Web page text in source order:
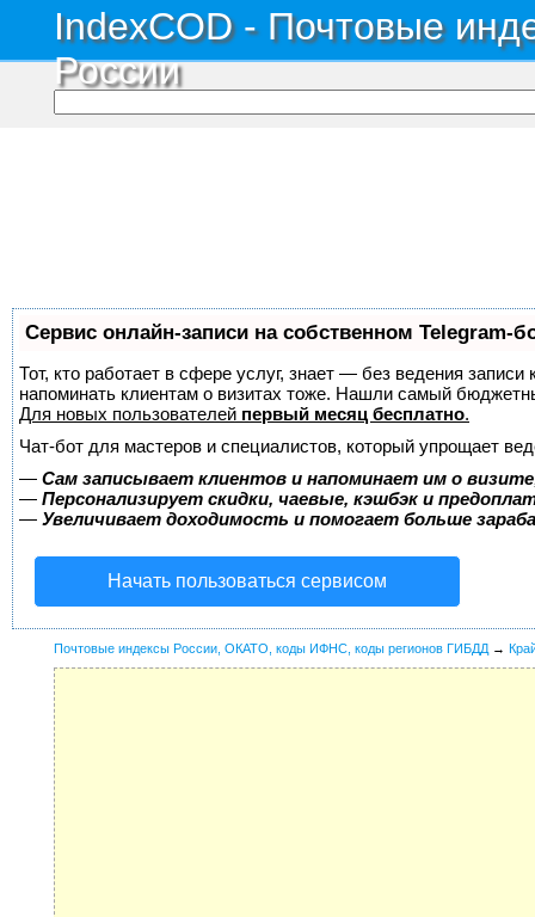
IndexCOD - Почтовые
России
Сервис онлайн-записи на собственном Telegram-
Тот, кто работает в сфере услуг, знает — без ведения
напоминать клиентам о визитах тоже. Нашли самый
Для новых пользователей первый месяц бесплатно.
Чат-бот для мастеров и специалистов, который упрощает
— Сам записывает клиентов и напоминает им о
— Персонализирует скидки, чаевые, кэшбэк и
— Увеличивает доходимость и помогает больше
Начать пользоваться сервисом
Почтовые индексы России, ОКАТО, коды ИФНС, коды регионов ГИБДД →